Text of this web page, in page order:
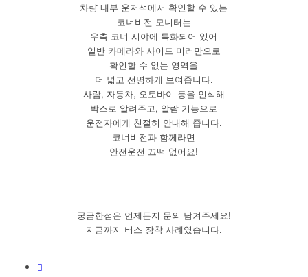
차량 내부 운저석에서 확인할 수 있는
코너비전 모니터는
우측 코너 시야에 특화되어 있어
일반 카메라와 사이드 미러만으로
확인할 수 없는 영역을
더 넓고 선명하게 보여줍니다.
사람, 자동차, 오토바이 등을 인식해
박스로 알려주고, 알람 기능으로
운전자에게 친절히 안내해 줍니다.
코너비전과 함께라면
안전운전 끄떡 없어요!
궁금한점은 언제든지 문의 남겨주세요!
지금까지 버스 장착 사례였습니다.